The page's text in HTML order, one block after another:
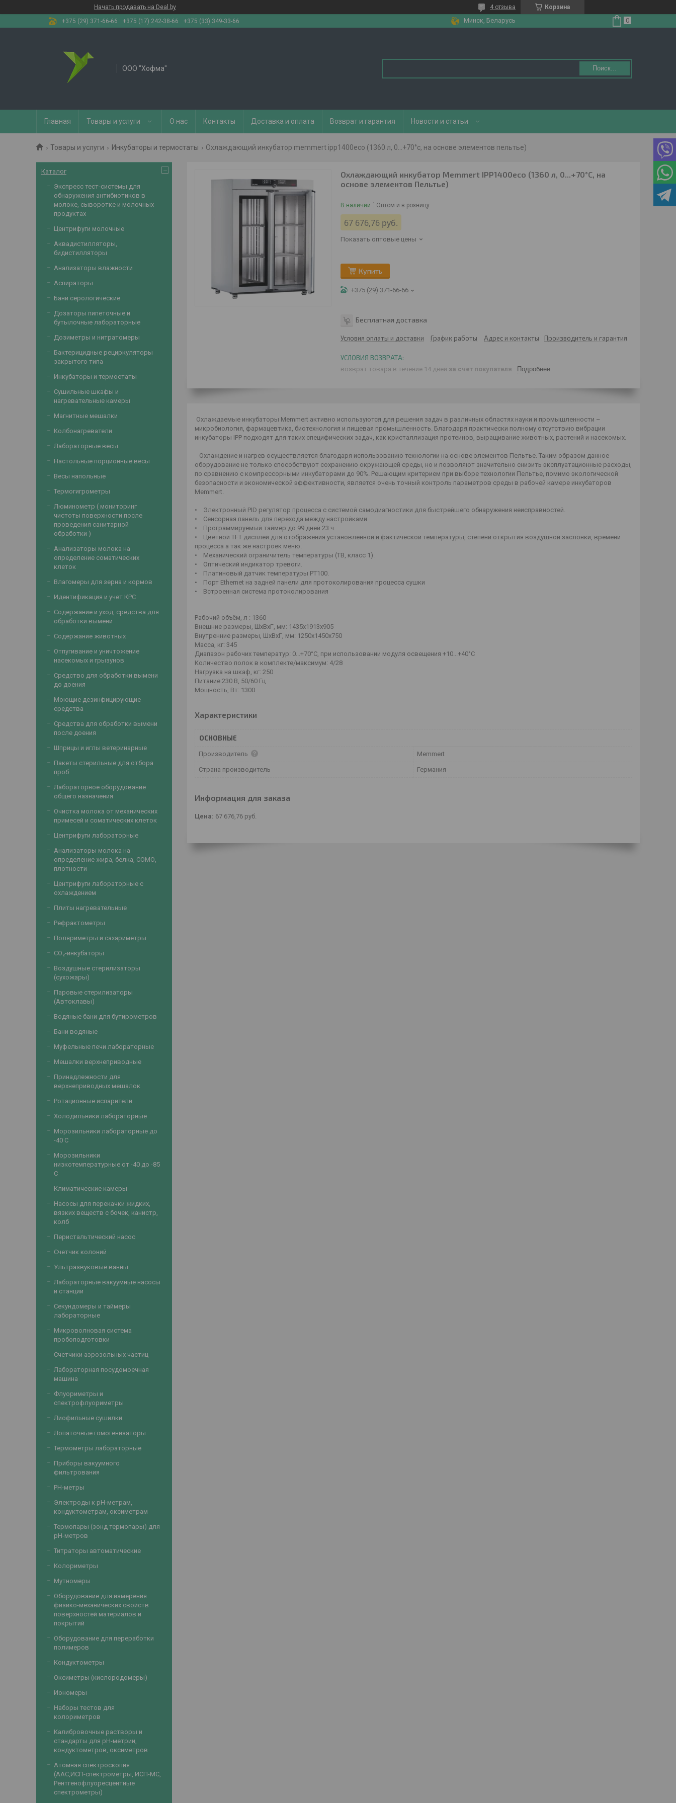
Начать продавать на Deal.by Корзина
4 отзыва
+375 (29) 371-66-66
+375 (17) 242-38-66 +375 (33) 349-33-66 Минск, Беларусь
OOO "Хофма" Поиск...
Главная Товары и услуги О нас Контакты Доставка и оплата Возврат и гарантия Новости и статьи
Товары и услуги Инкубаторы и термостаты Охлаждающий инкубатор memmert ipp1400eco (1360 л, 0...+70°с, на основе элементов пельтье)
Охлаждающий инкубатор Memmert IPP1400eco (1360 л, 0...+70°С, на
основе элементов Пельтье)
В наличии Оптом и в розницу
67 676,76 руб.
Показать оптовые цены
Купить
+375 (29) 371-66-66
Бесплатная доставка
Условия оплаты и доставки График работы Адрес и контакты Производитель и гарантия
возврат товара в течение 14 дней за счет покупателя Подробнее
Охлаждаемые инкубаторы Memmert активно используются для решения задач в различных областях науки и промышленности –
микробиология, фармацевтика, биотехнология и пищевая промышленность. Благодаря практически полному отсутствию вибрации
инкубаторы IPP подходят для таких специфических задач, как кристаллизация протеинов, выращивание животных, растений и насекомых.
Охлаждение и нагрев осуществляется благодаря использованию технологии на основе элементов Пельтье. Таким образом данное
оборудование не только способствуют сохранению окружающей среды, но и позволяют значительно снизить эксплуатационные расходы,
по сравнению с компрессорными инкубаторами до 90%. Решающим критерием при выборе технологии Пельтье, помимо экологической
безопасности и экономической эффективности, является очень точный контроль параметров среды в рабочей камере инкубаторов
Memmert.
• Электронный PID регулятор процесса с системой самодиагностики для быстрейшего обнаружения неисправностей.
• Сенсорная панель для перехода между настройками
• Программируемый таймер до 99 дней 23 ч.
• Цветной TFT дисплей для отображения установленной и фактической температуры, степени открытия воздушной заслонки, времени
процесса а так же настроек меню.
• Механический ограничитель температуры (ТВ, класс 1).
• Оптический индикатор тревоги.
• Платиновый датчик температуры РТ100.
• Порт Ethernet на задней панели для протоколирования процесса сушки
• Встроенная система протоколирования
Рабочий объём, л : 1360
Внешние размеры, ШхВхГ, мм: 1435x1913x905
Внутренние размеры, ШхВхГ, мм: 1250x1450x750
Масса, кг: 345
Диапазон рабочих температур: 0...+70°С, при использовании модуля освещения +10...+40°С
Количество полок в комплекте/максимум: 4/28
Нагрузка на шкаф, кг: 250
Питание:230 В, 50/60 Гц
Мощность, Вт: 1300
Характеристики
ОСНОВНЫЕ
Производитель Memmert
Страна производитель Германия
Информация для заказа
Цена: 67 676,76 руб.
Каталог
Экспресс тест-системы для
обнаружения антибиотиков в
молоке, сыворотке и молочных
продуктах
Центрифуги молочные
Аквадистилляторы,
бидистилляторы
Анализаторы влажности
Аспираторы
Бани серологические
Дозаторы пипеточные и
бутылочные лабораторные
Дозиметры и нитратомеры
Бактерицидные рециркуляторы
закрытого типа
Инкубаторы и термостаты
Сушильные шкафы и
нагревательные камеры
Магнитные мешалки
Колбонагреватели
Лабораторные весы
Настольные порционные весы
Весы напольные
Термогигрометры
Люминометр ( мониторинг
чистоты поверхности после
проведения санитарной
обработки )
Анализаторы молока на
определение соматических
клеток
Влагомеры для зерна и кормов
Идентификация и учет КРС
Содержание и уход, средства для
обработки вымени
Содержание животных
Отпугивание и уничтожение
насекомых и грызунов
Средство для обработки вымени
до доения
Моющие дезинфицирующие
средства
Средства для обработки вымени
после доения
Шприцы и иглы ветеринарные
Пакеты стерильные для отбора
проб
Лабораторное оборудование
общего назначения
Очистка молока от механических
примесей и соматических клеток
Центрифуги лабораторные
Анализаторы молока на
определение жира, белка, СОМО,
плотности
Центрифуги лабораторные с
охлаждением
Плиты нагревательные
Рефрактометры
Поляриметры и сахариметры
CO₂-инкубаторы
Воздушные стерилизаторы
(сухожары)
Паровые стерилизаторы
(Автоклавы)
Водяные бани для бутирометров
Бани водяные
Муфельные печи лабораторные
Мешалки верхнеприводные
Принадлежности для
верхнеприводных мешалок
Ротационные испарители
Холодильники лабораторные
Морозильники лабораторные до
-40 С
Морозильники
низкотемпературные от -40 до -85
С
Климатические камеры
Насосы для перекачки жидких,
вязких веществ с бочек, канистр,
колб
Перистальтический насос
Счетчик колоний
Ультразвуковые ванны
Лабораторные вакуумные насосы
и станции
Секундомеры и таймеры
лабораторные
Микроволновая система
пробоподготовки
Счетчики аэрозольных частиц
Лабораторная посудомоечная
машина
Флуориметры и
спектрофлуориметры
Лиофильные сушилки
Лопаточные гомогенизаторы
Термометры лабораторные
Приборы вакуумного
фильтрования
PH-метры
Электроды к рН-метрам,
кондуктометрам, оксиметрам
Термопары (зонд термопары) для
рН-метров
Титраторы автоматические
Колориметры
Мутномеры
Оборудование для измерения
физико-механических свойств
поверхностей материалов и
покрытий
Оборудование для переработки
полимеров
Кондуктометры
Оксиметры (кислородомеры)
Иономеры
Наборы тестов для
колориметров
Калибровочные растворы и
стандарты для рН-метрии,
кондуктометров, оксиметров
Атомная спектроскопия
(ААС,ИСП-спектрометры, ИСП-МС,
Рентгенофлуоресцентные
спектрометры)